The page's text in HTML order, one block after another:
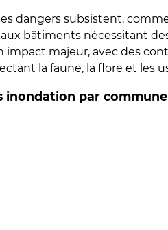
dangers subsistent,
bâtiments nécessitant
impact majeur, avec des
la faune, la flore et les
inondation par commune